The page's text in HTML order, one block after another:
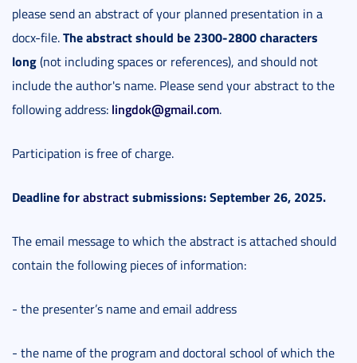
please send an abstract of your planned presentation in a
docx-file.The abstract should be 2300-2800 characters
long(not including spaces or references), and should not
include the author's name. Please send your abstract to the
following address: lingdok@gmail.com.
Participation is free of charge.
Deadline forabstractsubmissions: September 26, 2025.
The email message to which the abstract is attached should
contain the following pieces of information:
- the presenter’s name and email address
- the name of the program and doctoral school of which the